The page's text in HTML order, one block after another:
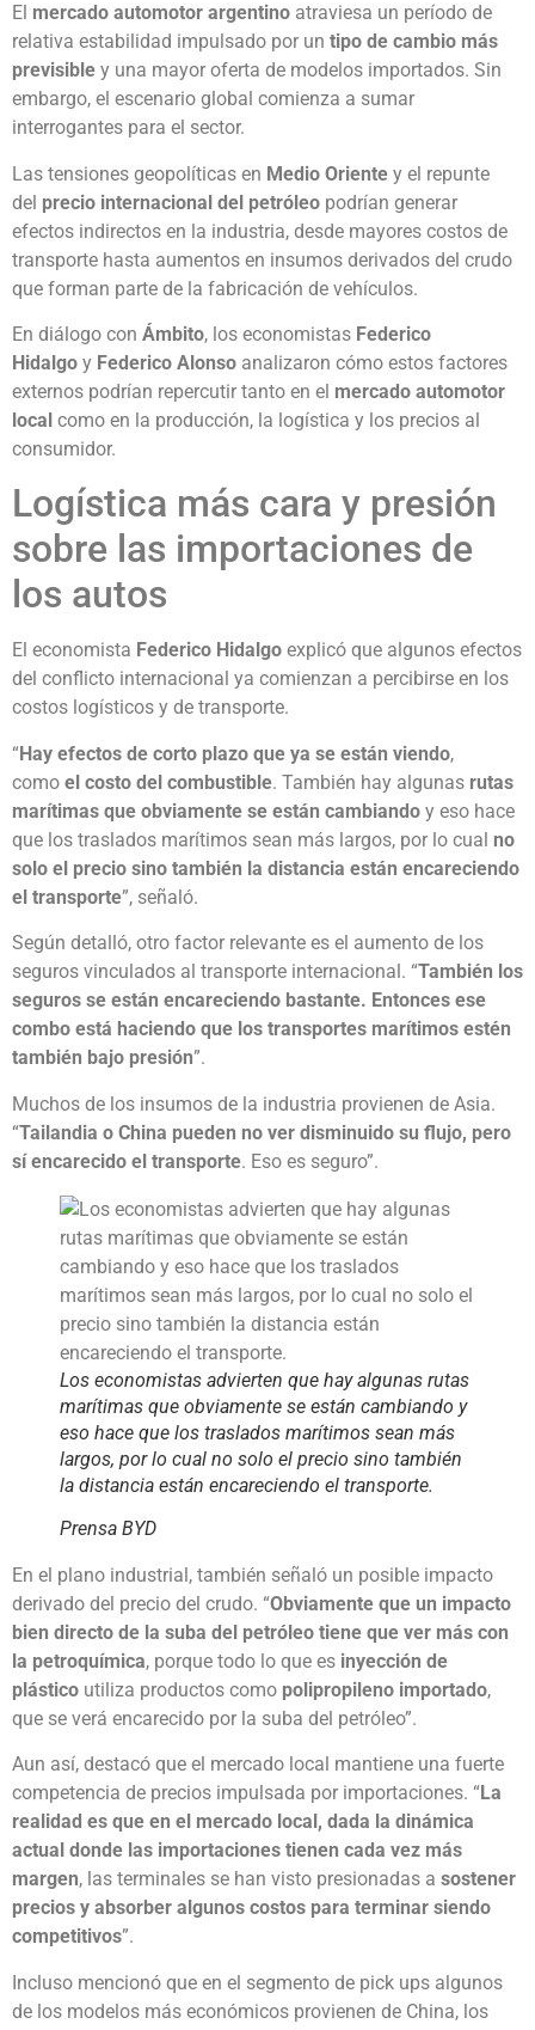
El mercado automotor argentino atraviesa un período de
relativa estabilidad impulsado por un tipo de cambio más
previsible y una mayor oferta de modelos importados. Sin
embargo, el escenario global comienza a sumar
interrogantes para el sector.
Las tensiones geopolíticas en Medio Oriente y el repunte
del precio internacional del petróleo podrían generar
efectos indirectos en la industria, desde mayores costos de
transporte hasta aumentos en insumos derivados del crudo
que forman parte de la fabricación de vehículos.
En diálogo con Ámbito, los economistas Federico
Hidalgo y Federico Alonso analizaron cómo estos factores
externos podrían repercutir tanto en el mercado automotor
local como en la producción, la logística y los precios al
consumidor.
Logística más cara y presión
sobre las importaciones de
los autos
El economista Federico Hidalgo explicó que algunos efectos
del conflicto internacional ya comienzan a percibirse en los
costos logísticos y de transporte.
“Hay efectos de corto plazo que ya se están viendo,
como el costo del combustible. También hay algunas rutas
marítimas que obviamente se están cambiando y eso hace
que los traslados marítimos sean más largos, por lo cual no
solo el precio sino también la distancia están encareciendo
el transporte”, señaló.
Según detalló, otro factor relevante es el aumento de los
seguros vinculados al transporte internacional. “También los
seguros se están encareciendo bastante. Entonces ese
combo está haciendo que los transportes marítimos estén
también bajo presión”.
Muchos de los insumos de la industria provienen de Asia.
“Tailandia o China pueden no ver disminuido su flujo, pero
sí encarecido el transporte. Eso es seguro”.
Los economistas advierten que hay algunas rutas
marítimas que obviamente se están cambiando y
eso hace que los traslados marítimos sean más
largos, por lo cual no solo el precio sino también
la distancia están encareciendo el transporte.
Prensa BYD
En el plano industrial, también señaló un posible impacto
derivado del precio del crudo. “Obviamente que un impacto
bien directo de la suba del petróleo tiene que ver más con
la petroquímica, porque todo lo que es inyección de
plástico utiliza productos como polipropileno importado,
que se verá encarecido por la suba del petróleo”.
Aun así, destacó que el mercado local mantiene una fuerte
competencia de precios impulsada por importaciones. “La
realidad es que en el mercado local, dada la dinámica
actual donde las importaciones tienen cada vez más
margen, las terminales se han visto presionadas a sostener
precios y absorber algunos costos para terminar siendo
competitivos”.
Incluso mencionó que en el segmento de pick ups algunos
de los modelos más económicos provienen de China, los